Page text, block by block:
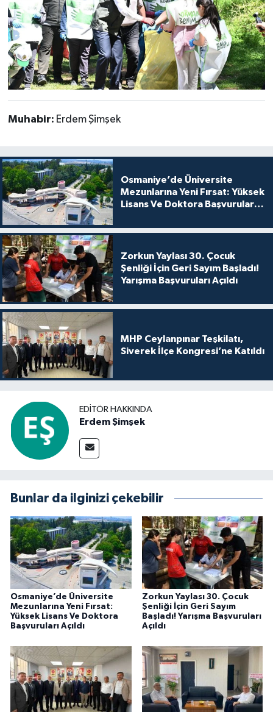
Muhabir: Erdem Şimşek
Osmaniye’de Üniversite
Mezunlarına Yeni Fırsat: Yüksek
Lisans Ve Doktora Başvuruları
Zorkun Yaylası 30. Çocuk
Şenliği İçin Geri Sayım Başladı!
Yarışma Başvuruları Açıldı
MHP Ceylanpınar Teşkilatı,
Siverek İlçe Kongresi’ne Katıldı
EDITÖR HAKKINDA
Erdem Şimşek
Bunlar da ilginizi çekebilir
Osmaniye’de Üniversite
Mezunlarına Yeni Fırsat:
Yüksek Lisans Ve Doktora
Başvuruları Açıldı
Zorkun Yaylası 30. Çocuk
Şenliği İçin Geri Sayım
Başladı! Yarışma Başvuruları
Açıldı